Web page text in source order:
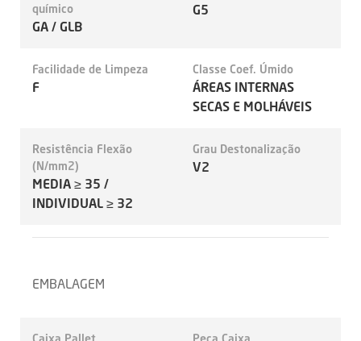
químico
GA / GLB
G5
Facilidade de Limpeza
F
Classe Coef. Úmido
ÁREAS INTERNAS
SECAS E MOLHÁVEIS
Resistência Flexão
(N/mm2)
MEDIA ≥ 35 /
INDIVIDUAL ≥ 32
Grau Destonalização
V2
EMBALAGEM